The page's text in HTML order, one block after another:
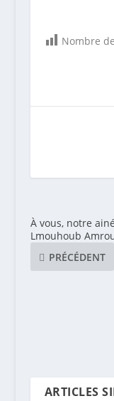
Nombre
À vous, notre
Lmouhoub
PRÉCÉDENT
ARTICLES